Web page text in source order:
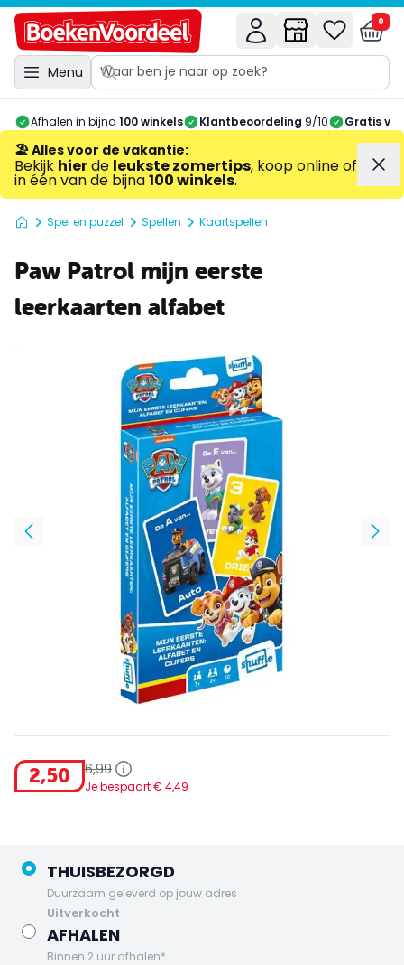
Menu
0
Afhalen in bijna 100 winkels Klantbeoordeling 9/10 Gratis
🏖️ Alles voor de vakantie:
Bekijk hierde leukste zomertips, koop online of
in één van de bijna100 winkels.
Spel en puzzel Spellen Kaartspellen
Paw Patrol mijn eerste
leerkaarten alfabet
2,50 6,99
Je bespaart € 4,49
THUISBEZORGD
Duurzaam geleverd op jouw adres
uitverkocht
AFHALEN
Binnen 2 uur afhalen*